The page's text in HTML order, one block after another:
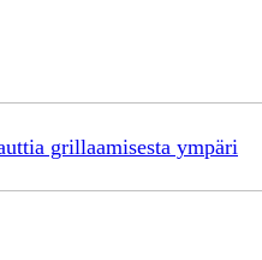
grillaamisesta ympäri